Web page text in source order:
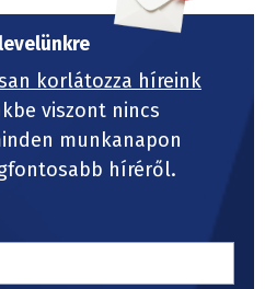
korlátozza híreink
viszont nincs
munkanapon
híréről.